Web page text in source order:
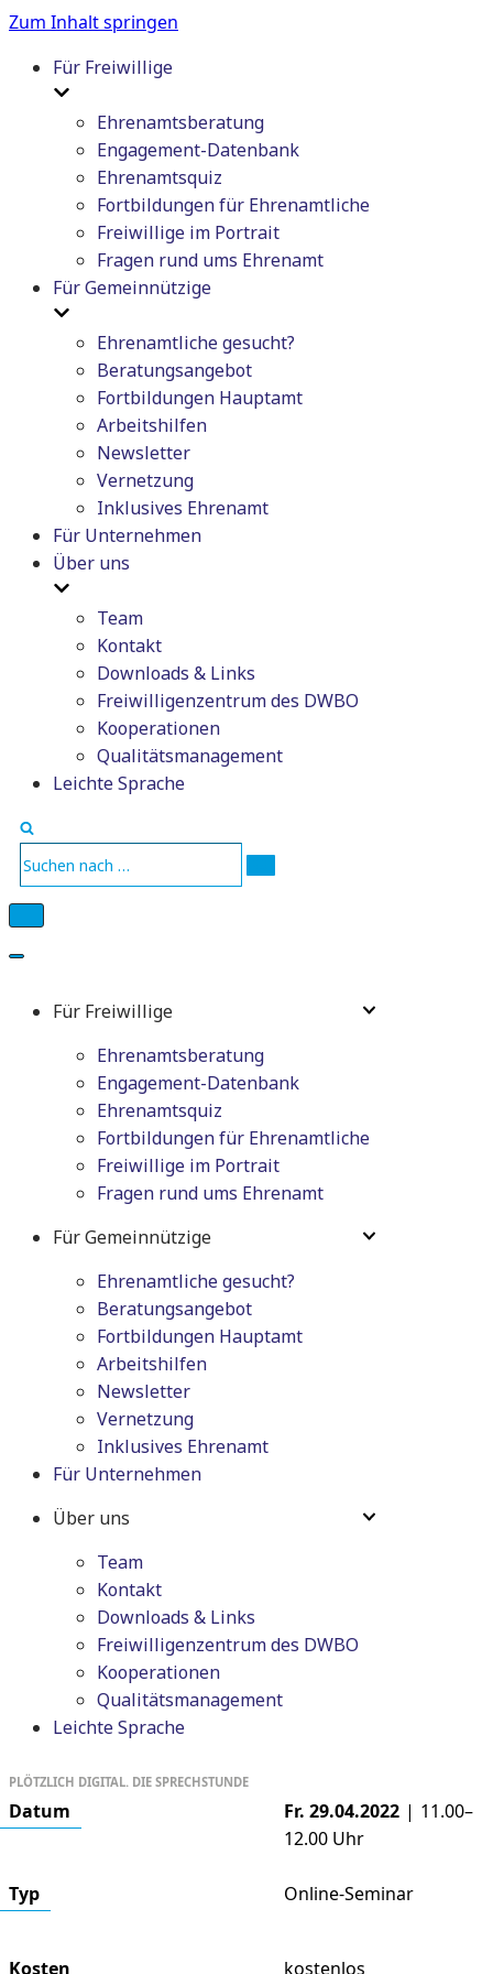
Zum Inhalt springen
Für Freiwillige
Ehrenamtsberatung
Engagement-Datenbank
Ehrenamtsquiz
Fortbildungen für Ehrenamtliche
Freiwillige im Portrait
Fragen rund ums Ehrenamt
Für Gemeinnützige
Ehrenamtliche gesucht?
Beratungsangebot
Fortbildungen Hauptamt
Arbeitshilfen
Newsletter
Vernetzung
Inklusives Ehrenamt
Für Unternehmen
Über uns
Team
Kontakt
Downloads & Links
Freiwilligenzentrum des DWBO
Kooperationen
Qualitätsmanagement
Leichte Sprache
Suchen
nach …
Navigations-
Navigations-
Für Freiwillige
Ehrenamtsberatung
Engagement-Datenbank
Ehrenamtsquiz
Fortbildungen für Ehrenamtliche
Freiwillige im Portrait
Fragen rund ums Ehrenamt
Für Gemeinnützige
Ehrenamtliche gesucht?
Beratungsangebot
Fortbildungen Hauptamt
Arbeitshilfen
Newsletter
Vernetzung
Inklusives Ehrenamt
Für Unternehmen
Über uns
Team
Kontakt
Downloads & Links
Freiwilligenzentrum des DWBO
Kooperationen
Qualitätsmanagement
Leichte Sprache
PLÖTZLICH DIGITAL. DIE SPRECHSTUNDE
Datum Fr. 29.04.2022 | 11.00–
12.00 Uhr
Typ Online-Seminar
Kosten kostenlos